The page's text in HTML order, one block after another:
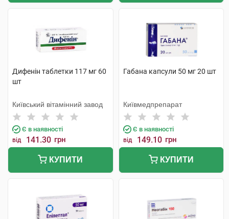
Дифенін таблетки 117 мг 60
шт
Київський вітамінний завод
Є в наявності
від 141.30 грн
КУПИТИ
Габана капсули 50 мг 20 шт
Київмедпрепарат
Є в наявності
від 149.10 грн
КУПИТИ